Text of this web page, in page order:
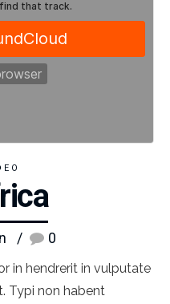
0
in hendrerit in vulputate
Typi non habent